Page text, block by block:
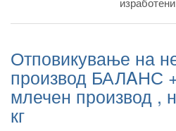
Отповикување на
производ БАЛAНС
млечен производ ,
кг